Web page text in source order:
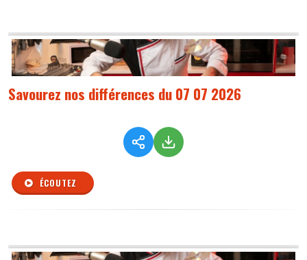
Savourez nos différences du 07 07 2026
ÉCOUTEZ